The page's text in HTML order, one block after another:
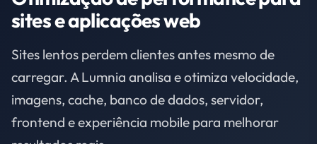
sites e aplicações web
Sites lentos perdem clientes antes mesmo de
carregar. A Lumnia analisa e otimiza velocidade,
imagens, cache, banco de dados, servidor,
frontend e experiência mobile para melhorar